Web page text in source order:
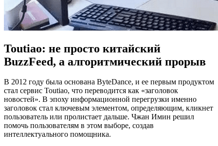
Toutiao: не просто китайский
BuzzFeed, а алгоритмический прорыв
В 2012 году была основана ByteDance, и ее первым продуктом
стал сервис Toutiao, что переводится как «заголовок
новостей». В эпоху информационной перегрузки именно
заголовок стал ключевым элементом, определяющим, кликнет
пользователь или пролистает дальше. Чжан Имин решил
помочь пользователям в этом выборе, создав
интеллектуального помощника.